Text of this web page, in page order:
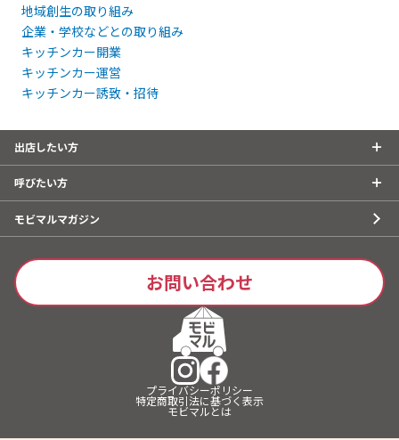
地域創生の取り組み
企業・学校などとの取り組み
キッチンカー開業
キッチンカー運営
キッチンカー誘致・招待
出店したい方
呼びたい方
モビマルマガジン
お問い合わせ
プライバシーポリシー
特定商取引法に基づく表示
モビマルとは